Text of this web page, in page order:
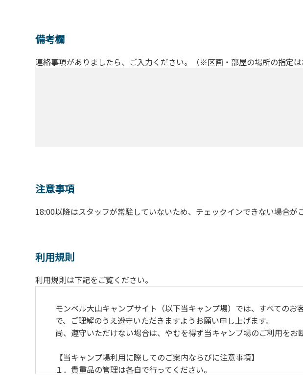
備考欄
連絡事項がありましたら、ご入力ください。（※区画・部屋の場所の指定は
注意事項
18:00以降はスタッフが常駐していないため、チェックインできない場合が
利用規則
利用規則は下記をご覧ください。
モンベル大山キャンプサイト（以下当キャンプ場）では、すべての
で、ご理解のうえ遵守いただきますようお願い申し上げます。
尚、遵守いただけない場合は、やむを得ず当キャンプ場のご利用をお
【当キャンプ場利用に際してのご案内ならびに注意事項】
１．貴重品の管理は各自で行ってください。